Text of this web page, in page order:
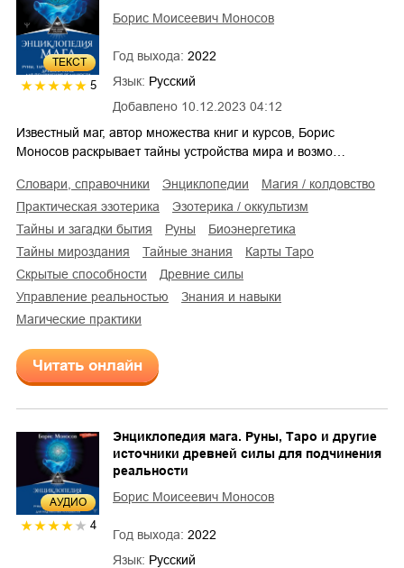
ТЕКСТ
5
Добавлено 10.12.2023 04:12
Борис Моисеевич Моносов
Год выхода: 2022
Язык: Русский
Известный маг, автор множества книг и курсов, Борис
Моносов раскрывает тайны устройства мира и возмо…
словари, справочники энциклопедии
магия / колдовство
практическая эзотерика
эзотерика / оккультизм
тайны и загадки бытия
руны
биоэнергетика
тайны мироздания
тайные знания
карты Таро
скрытые способности
древние силы
управление реальностью
знания и навыки
магические практики
Читать онлайн
AУДИО
4
Энциклопедия мага. Руны, Таро и другие
источники древней силы для подчинения
реальности
Борис Моисеевич Моносов
Год выхода: 2022
Язык: Русский